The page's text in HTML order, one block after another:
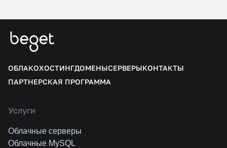
ОБЛАКОХОСТИНГДОМЕНЫСЕРВЕРЫКОНТАКТЫ
ПАРТНЕРСКАЯ ПРОГРАММА
Услуги
Облачные серверы
Облачные MySQL